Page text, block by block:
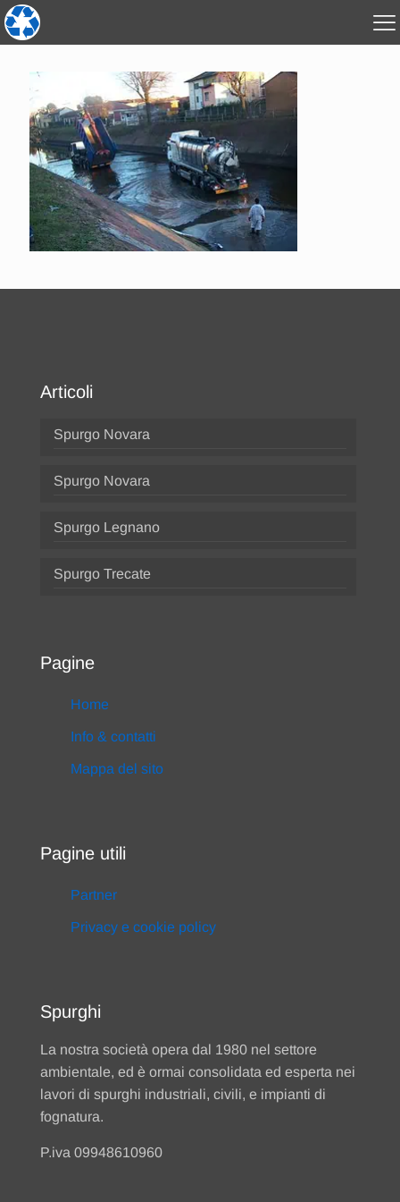
Articoli
Spurgo Novara
Spurgo Novara
Spurgo Legnano
Spurgo Trecate
Pagine
Home
Info & contatti
Mappa del sito
Pagine utili
Partner
Privacy e cookie policy
Spurghi
La nostra società opera dal 1980 nel settore
ambientale, ed è ormai consolidata ed esperta nei
lavori di spurghi industriali, civili, e impianti di
fognatura.
P.iva 09948610960